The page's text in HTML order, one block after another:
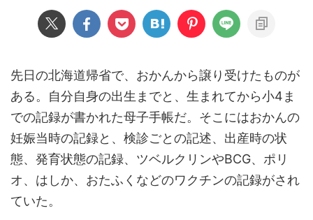
先日の北海道帰省で、おかんから譲り受けたものが
ある。自分自身の出生までと、生まれてから小4ま
での記録が書かれた母子手帳だ。そこにはおかんの
妊娠当時の記録と、検診ごとの記述、出産時の状
態、発育状態の記録、ツベルクリンやBCG、ポリ
オ、はしか、おたふくなどのワクチンの記録がされ
ていた。